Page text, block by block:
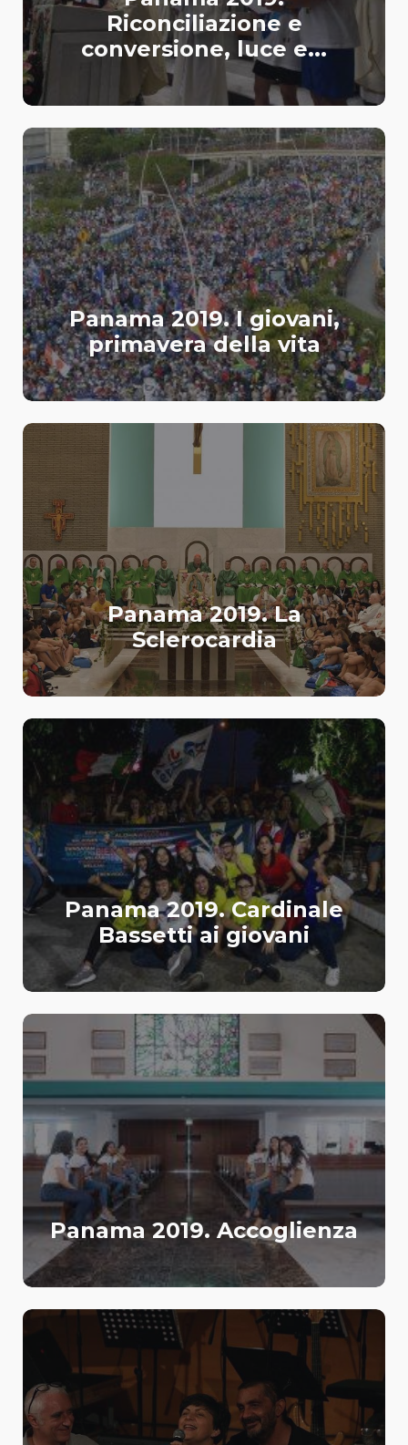
Riconciliazione e
conversione, luce e...
Panama 2019. I giovani,
primavera della vita
Panama 2019. La
Sclerocardia
Panama 2019. Cardinale
Bassetti ai giovani
Panama 2019. Accoglienza